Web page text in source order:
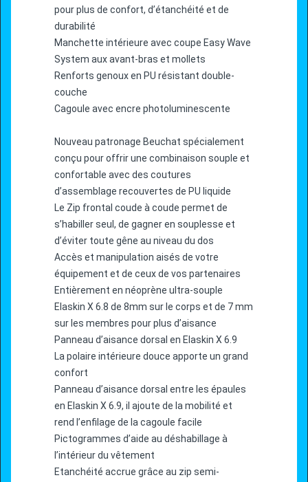
pour plus de confort, d’étanchéité et de
durabilité
Manchette intérieure avec coupe Easy Wave
System aux avant-bras et mollets
Renforts genoux en PU résistant double-
couche
Cagoule avec encre photoluminescente
Nouveau patronage Beuchat spécialement
conçu pour offrir une combinaison souple et
confortable avec des coutures
d’assemblage recouvertes de PU liquide
Le Zip frontal coude à coude permet de
s’habiller seul, de gagner en souplesse et
d’éviter toute gêne au niveau du dos
Accès et manipulation aisés de votre
équipement et de ceux de vos partenaires
Entièrement en néoprène ultra-souple
Elaskin X 6.8 de 8mm sur le corps et de 7 mm
sur les membres pour plus d’aisance
Panneau d’aisance dorsal en Elaskin X 6.9
La polaire intérieure douce apporte un grand
confort
Panneau d’aisance dorsal entre les épaules
en Elaskin X 6.9, il ajoute de la mobilité et
rend l’enfilage de la cagoule facile
Pictogrammes d’aide au déshabillage à
l’intérieur du vêtement
Etanchéité accrue grâce au zip semi-